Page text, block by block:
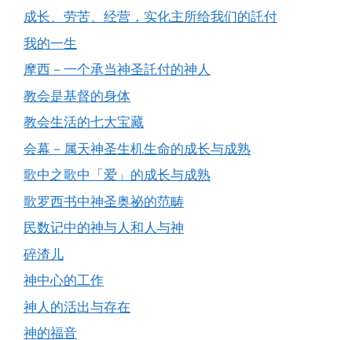
成长、劳苦、经营，实化主所给我们的託付
我的一生
摩西－一个承当神圣託付的神人
教会是基督的身体
教会生活的七大宝藏
会幕－属天神圣生机生命的成长与成熟
歌中之歌中「爱」的成长与成熟
歌罗西书中神圣奥祕的范畴
民数记中的神与人和人与神
碎渣儿
神中心的工作
神人的活出与存在
神的福音